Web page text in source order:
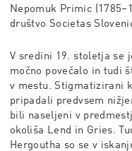
Nepomuk Primic
društvo Societas
V sredini 19. stoletja se
močno povečalo in tudi
v mestu. Stigmatizirani
pripadali predvsem
bili naseljeni v
okoliša Lend in Gries.
Hergoutha so se v